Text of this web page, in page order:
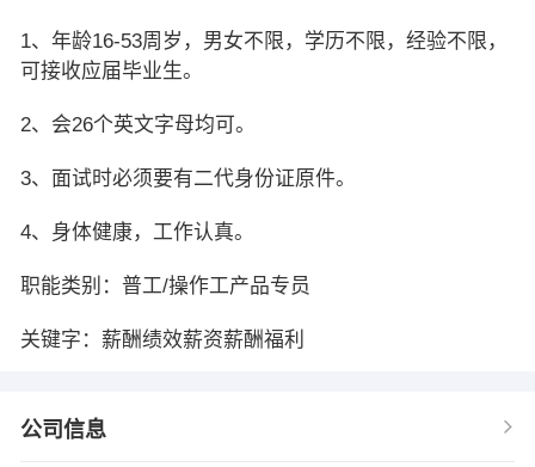
1、年龄16-53周岁，男女不限，学历不限，经验不限，
可接收应届毕业生。
2、会26个英文字母均可。
3、面试时必须要有二代身份证原件。
4、身体健康，工作认真。
职能类别：普工/操作工产品专员
关键字：薪酬绩效薪资薪酬福利
公司信息